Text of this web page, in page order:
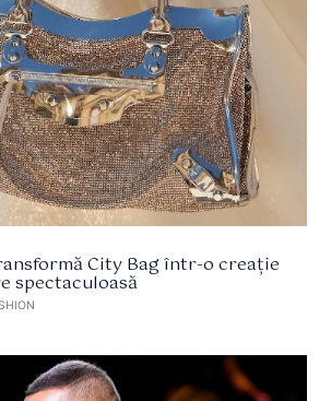
City Bag într-o creație
spectaculoasă